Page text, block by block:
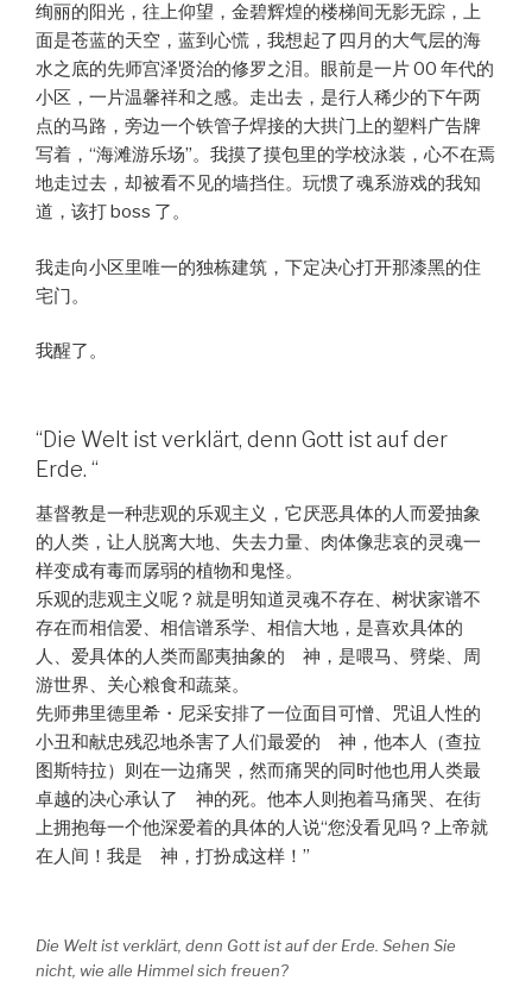
绚丽的阳光，往上仰望，金碧辉煌的楼梯间无影无踪，上
面是苍蓝的天空，蓝到心慌，我想起了四月的大气层的海
水之底的先师宫泽贤治的修罗之泪。眼前是一片 00 年代的
小区，一片温馨祥和之感。走出去，是行人稀少的下午两
点的马路，旁边一个铁管子焊接的大拱门上的塑料广告牌
写着，“海滩游乐场”。我摸了摸包里的学校泳装，心不在焉
地走过去，却被看不见的墙挡住。玩惯了魂系游戏的我知
道，该打 boss 了。
我走向小区里唯一的独栋建筑，下定决心打开那漆黑的住
宅门。
我醒了。
“Die Welt ist verklärt, denn Gott ist auf der
Erde. “
基督教是一种悲观的乐观主义，它厌恶具体的人而爱抽象
的人类，让人脱离大地、失去力量、肉体像悲哀的灵魂一
样变成有毒而孱弱的植物和鬼怪。
乐观的悲观主义呢？就是明知道灵魂不存在、树状家谱不
存在而相信爱、相信谱系学、相信大地，是喜欢具体的
人、爱具体的人类而鄙夷抽象的 神，是喂马、劈柴、周
游世界、关心粮食和蔬菜。
先师弗里德里希・尼采安排了一位面目可憎、咒诅人性的
小丑和献忠残忍地杀害了人们最爱的 神，他本人（查拉
图斯特拉）则在一边痛哭，然而痛哭的同时他也用人类最
卓越的决心承认了 神的死。他本人则抱着马痛哭、在街
上拥抱每一个他深爱着的具体的人说“您没看见吗？上帝就
在人间！我是 神，打扮成这样！”
Die Welt ist verklärt, denn Gott ist auf der Erde. Sehen Sie
nicht, wie alle Himmel sich freuen?